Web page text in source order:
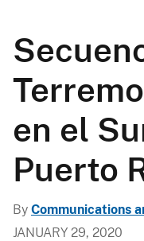
en el
Puerto
By Communications
JANUARY 29, 2020